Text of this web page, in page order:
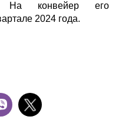
На конвейер его
2024 года.